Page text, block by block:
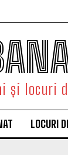
și locuri
LOCURI